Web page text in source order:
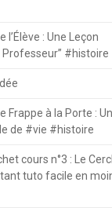
l’Élève : Une Leçon
Professeur” #histoire
Frappe à la Porte :
de #vie #histoire
cours n°3 : Le
tuto facile en